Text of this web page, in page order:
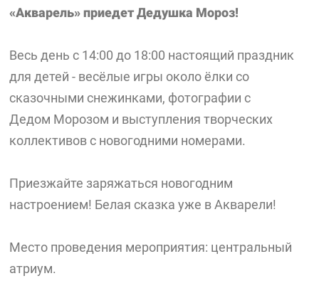
«Акварель» приедет Дедушка Мороз!
Весь день с 14:00 до 18:00 настоящий праздник
для детей - весёлые игры около ёлки со
сказочными снежинками, фотографии с
Дедом Морозом и выступления творческих
коллективов с новогодними номерами.
Приезжайте заряжаться новогодним
настроением! Белая сказка уже в Акварели!
Место проведения мероприятия: центральный
атриум.